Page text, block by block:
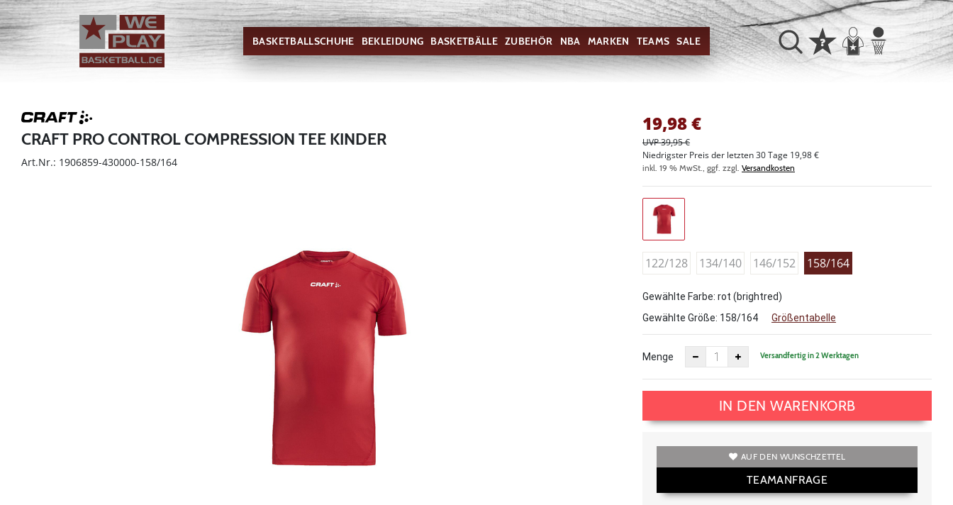
BASKETBALLSCHUHE BEKLEIDUNG BASKETBÄLLE ZUBEHÖR NBA MARKEN TEAMS SALE
CRAFT PRO CONTROL COMPRESSION TEE KINDER
Art.Nr.: 1906859-430000-158/164
19,98€
UVP 39,95 €
Niedrigster Preis der letzten 30 Tage 19,98 €
inkl. 19 % MwSt., ggf. zzgl. Versandkosten
122/128 134/140 146/152 158/164
Gewählte Farbe: rot (brightred)
Gewählte Größe: 158/164 Größentabelle
Menge Versandfertig in 2 Werktagen
IN DEN WARENKORB
AUF DEN WUNSCHZETTEL
TEAMANFRAGE